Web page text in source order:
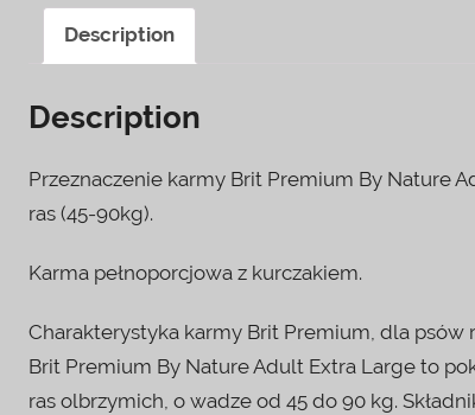
Description
Description
Przeznaczenie karmy Brit Premium By Nature
ras (45-90kg).
Karma pełnoporcjowa z kurczakiem.
Charakterystyka karmy Brit Premium, dla psów
Brit Premium By Nature Adult Extra Large to
ras olbrzymich, o wadze od 45 do 90 kg.